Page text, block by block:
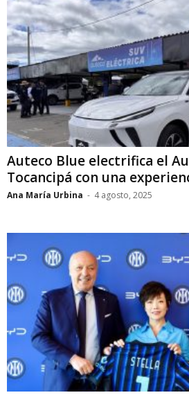
Auteco Blue electrifica el
Tocancipá con una
Ana María Urbina - 4 agosto, 2025